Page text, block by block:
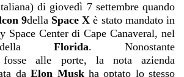
di giovedì 7 settembre quando
9della Space X è stato mandato in
Space Center di Cape Canaveral, nel
della Florida. Nonostante
fosse alle porte, la nota azienda
daElon Musk ha optato lo stesso